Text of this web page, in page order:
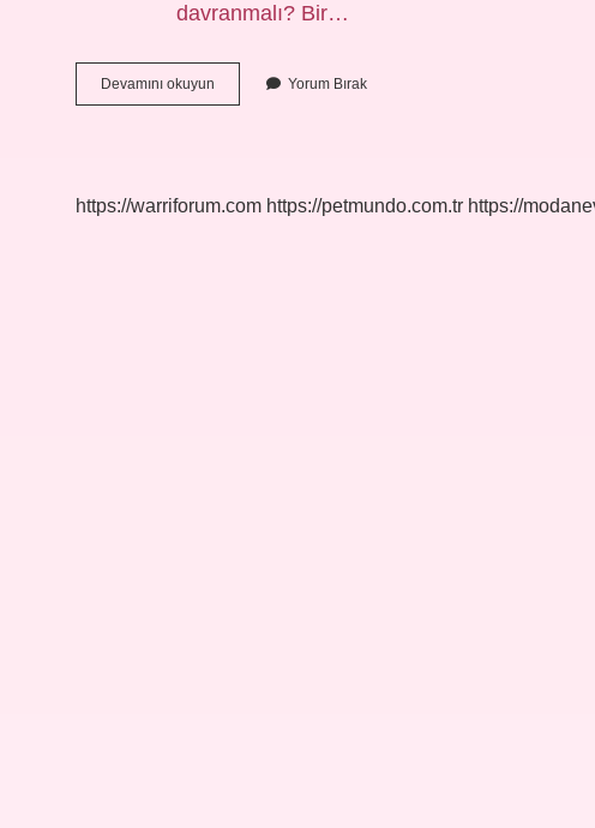
davranmalı? Bir…
Devamını okuyun
Bağıran
Yorum Bırak
https://warriforum.com https://petmundo.com.tr https://